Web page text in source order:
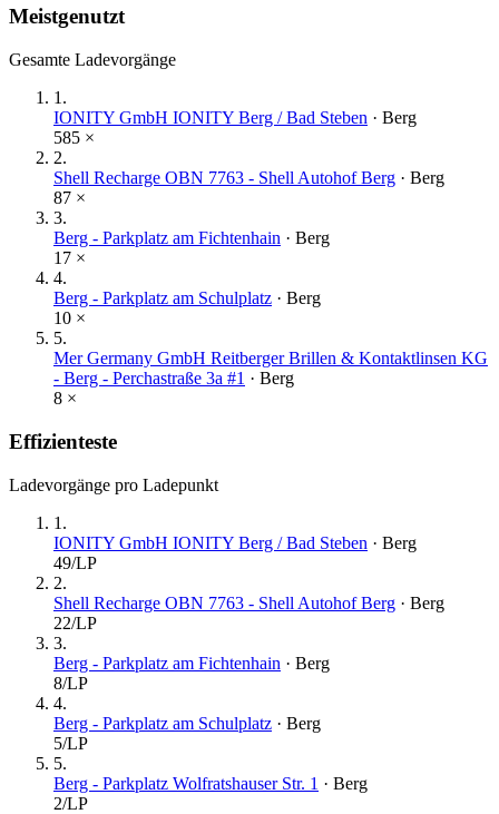
Meistgenutzt
Gesamte Ladevorgänge
1 .
IONITY GmbH IONITY Berg / Bad Steben · Berg
585 ×
2.
Shell Recharge OBN 7763 - Shell Autohof Berg · Berg
87 ×
3.
Berg - Parkplatz am Fichtenhain · Berg
17 ×
4.
Berg - Parkplatz am Schulplatz · Berg
10 ×
5.
Mer Germany GmbH Reitberger Brillen & Kontaktlinsen KG
- Berg - Perchastraße 3a #1 · Berg
8 ×
Effizienteste
Ladevorgänge pro Ladepunkt
1 .
IONITY GmbH IONITY Berg / Bad Steben · Berg
49/LP
2.
Shell Recharge OBN 7763 - Shell Autohof Berg · Berg
22/LP
3.
Berg - Parkplatz am Fichtenhain · Berg
8/LP
4.
Berg - Parkplatz am Schulplatz · Berg
5/LP
5.
Berg - Parkplatz Wolfratshauser Str. 1 · Berg
2/LP